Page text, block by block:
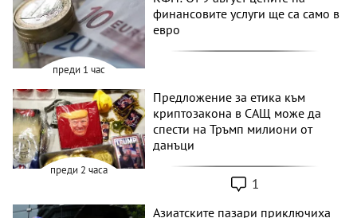
преди 1 час
финансовите услуги ще са само в
евро
преди 2 часа
Предложение за етика към
криптозакона в САЩ може да
спести на Тръмп милиони от
данъци
1
Азиатските пазари приключиха